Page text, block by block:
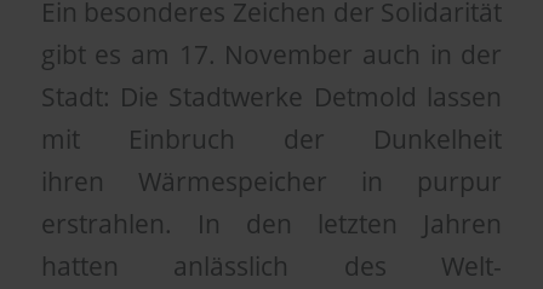
Ein besonderes Zeichen der Solidarität
gibt es am 17. November auch in der
Stadt: Die Stadtwerke Detmold lassen
mit Einbruch der Dunkelheit
ihren Wärmespeicher in purpur
erstrahlen. In den letzten Jahren
hatten anlässlich des Welt-